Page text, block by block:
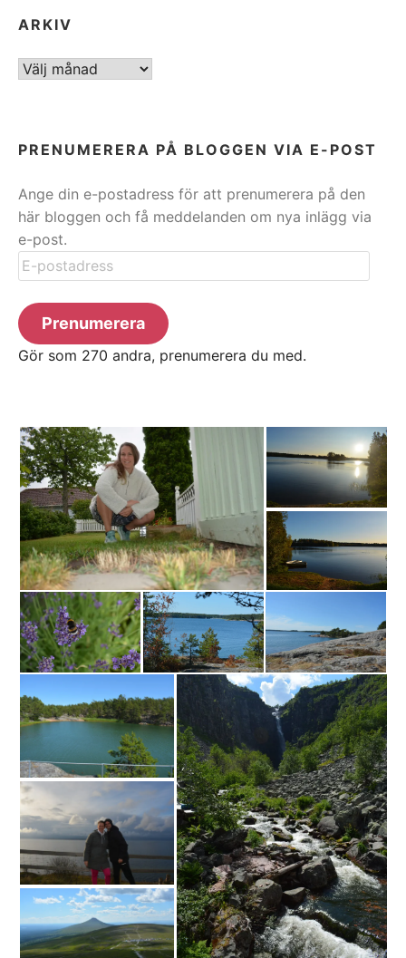
ARKIV
ARKIV
PRENUMERERA PÅ BLOGGEN VIA E-POST
Ange din e-postadress för att prenumerera på den
här bloggen och få meddelanden om nya inlägg via
e-post.
E-
postadress
Prenumerera
Gör som 270 andra, prenumerera du med.